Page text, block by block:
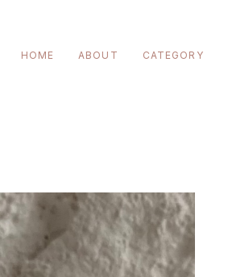
HOME ABOUT CATEGORY